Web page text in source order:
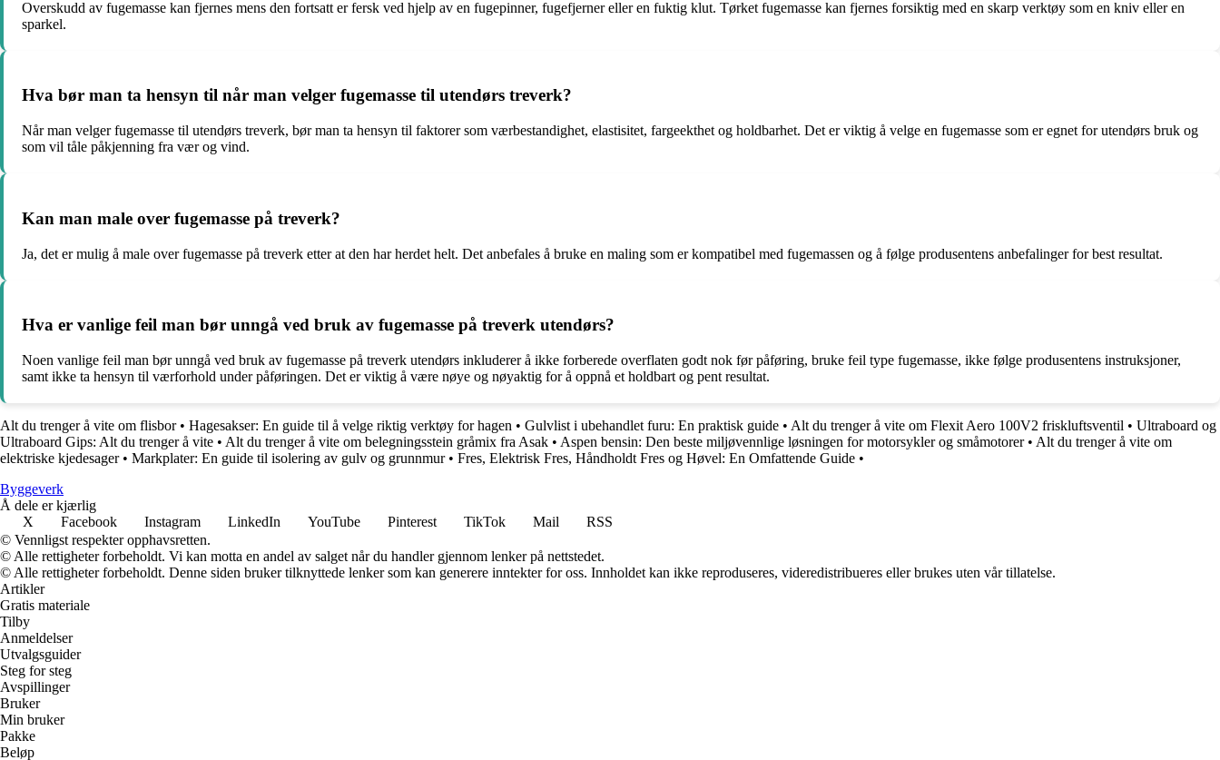
Overskudd av fugemasse kan fjernes mens den fortsatt er fersk ved hjelp av en fugepinner, fugefjerner eller en fuktig klut. Tørket fugemasse kan fjernes forsiktig med en skarp verktøy som en kniv eller en
sparkel.
Hva bør man ta hensyn til når man velger fugemasse til utendørs treverk?
Når man velger fugemasse til utendørs treverk, bør man ta hensyn til faktorer som værbestandighet, elastisitet, fargeekthet og holdbarhet. Det er viktig å velge en fugemasse som er egnet for utendørs bruk og
som vil tåle påkjenning fra vær og vind.
Kan man male over fugemasse på treverk?
Ja, det er mulig å male over fugemasse på treverk etter at den har herdet helt. Det anbefales å bruke en maling som er kompatibel med fugemassen og å følge produsentens anbefalinger for best resultat.
Hva er vanlige feil man bør unngå ved bruk av fugemasse på treverk utendørs?
Noen vanlige feil man bør unngå ved bruk av fugemasse på treverk utendørs inkluderer å ikke forberede overflaten godt nok før påføring, bruke feil type fugemasse, ikke følge produsentens instruksjoner,
samt ikke ta hensyn til værforhold under påføringen. Det er viktig å være nøye og nøyaktig for å oppnå et holdbart og pent resultat.
Alt du trenger å vite om flisbor• Hagesakser: En guide til å velge riktig verktøy for hagen • Gulvlist i ubehandlet furu: En praktisk guide • Alt du trenger å vite om Flexit Aero 100V2 friskluftsventil • Ultraboard og
Ultraboard Gips: Alt du trenger å vite • Alt du trenger å vite om belegningsstein gråmix fra Asak • Aspen bensin: Den beste miljøvennlige løsningen for motorsykler og småmotorer• Alt du trenger å vite om
elektriske kjedesager• Markplater: En guide til isolering av gulv og grunnmur• Fres, Elektrisk Fres, Håndholdt Fres og Høvel: En Omfattende Guide •
Byggeverk
Å dele er kjærlig
X
Facebook Instagram LinkedIn YouTube Pinterest TikTok Mail
RSS
© Vennligst respekter opphavsretten.
© Alle rettigheter forbeholdt. Vi kan motta en andel av salget når du handler gjennom lenker på nettstedet.
© Alle rettigheter forbeholdt. Denne siden bruker tilknyttede lenker som kan generere inntekter for oss. Innholdet kan ikke reproduseres, videredistribueres eller brukes uten vår tillatelse.
Artikler
Gratis materiale
Tilby
Anmeldelser
Utvalgsguider
Steg for steg
Avspillinger
Bruker
Min bruker
Pakke
Beløp